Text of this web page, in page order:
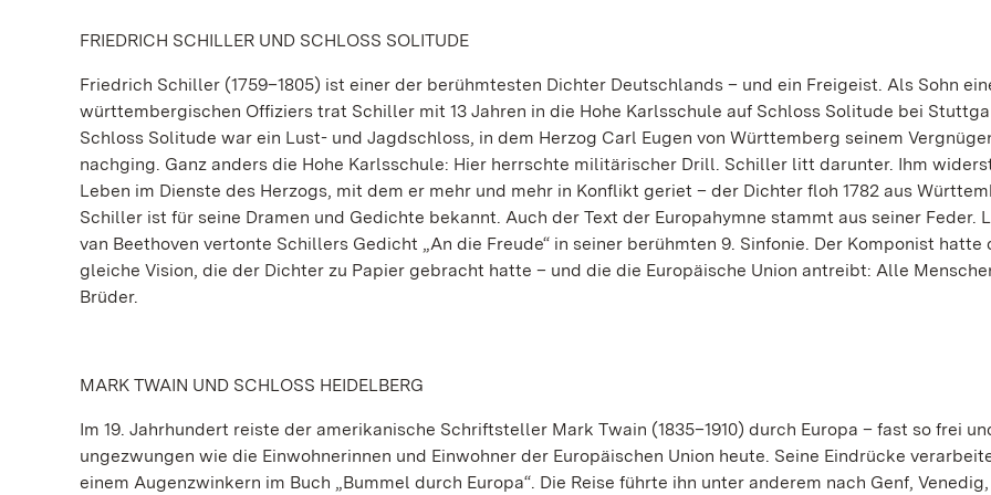
FRIEDRICH SCHILLER UND SCHLOSS SOLITUDE
Friedrich Schiller (1759–1805) ist einer der berühmtesten Dichter Deutschlands – und ein Freigeist. Als Sohn
württembergischen Offiziers trat Schiller mit 13 Jahren in die Hohe Karlsschule auf Schloss Solitude bei
Schloss Solitude war ein Lust- und Jagdschloss, in dem Herzog Carl Eugen von Württemberg seinem
nachging. Ganz anders die Hohe Karlsschule: Hier herrschte militärischer Drill. Schiller litt darunter. Ihm
Leben im Dienste des Herzogs, mit dem er mehr und mehr in Konflikt geriet – der Dichter floh 1782 aus
Schiller ist für seine Dramen und Gedichte bekannt. Auch der Text der Europahymne stammt aus seiner Feder.
van Beethoven vertonte Schillers Gedicht „An die Freude“ in seiner berühmten 9. Sinfonie. Der Komponist hatte
gleiche Vision, die der Dichter zu Papier gebracht hatte – und die die Europäische Union antreibt: Alle
Brüder.
MARK TWAIN UND SCHLOSS HEIDELBERG
Im 19. Jahrhundert reiste der amerikanische Schriftsteller Mark Twain (1835–1910) durch Europa – fast so frei
ungezwungen wie die Einwohnerinnen und Einwohner der Europäischen Union heute. Seine Eindrücke
einem Augenzwinkern im Buch „Bummel durch Europa“. Die Reise führte ihn unter anderem nach Genf, Venedig,